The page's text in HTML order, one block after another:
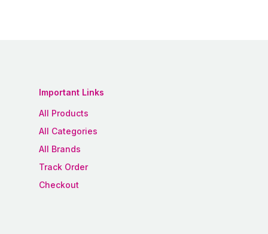
Important Links
All Products
All Categories
All Brands
Track Order
Checkout